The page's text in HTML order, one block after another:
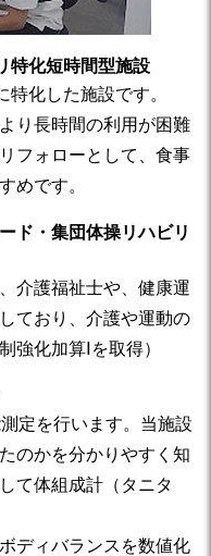
特化短時間型施設
化した施設です。
り長時間の利用が困難
フォローとして、食事
めです。
ド・集団体操リハビリ
介護福祉士や、健康運
ており、介護や運動の
化加算Ⅰを取得）
定を行います。当施設
のかを分かりやすく知
て体組成計（タニタ
ディバランスを数値化